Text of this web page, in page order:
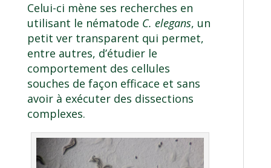
Celui-ci mène ses recherches en
utilisant le nématode C. elegans, un
petit ver transparent qui permet,
entre autres, d’étudier le
comportement des cellules
souches de façon efficace et sans
avoir à exécuter des dissections
complexes.